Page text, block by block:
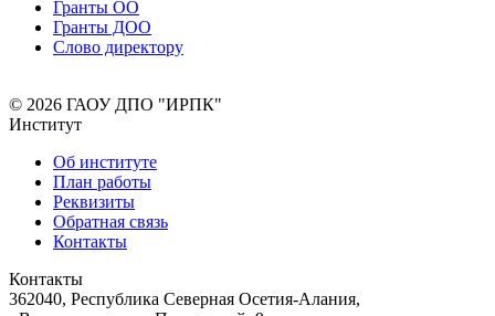
Гранты ОО
Гранты ДОО
Слово директору
© 2026 ГАОУ ДПО "ИРПК"
Институт
Об институте
План работы
Реквизиты
Обратная связь
Контакты
Контакты
362040, Республика Северная Осетия-Алания,